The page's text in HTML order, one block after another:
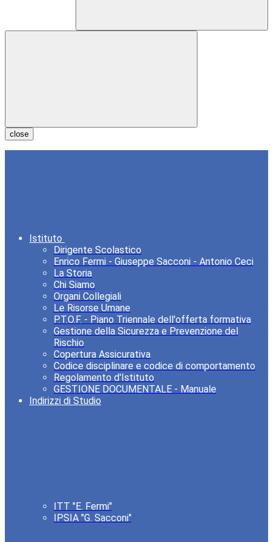
close
Istituto
Dirigente Scolastico
Enrico Fermi - Giuseppe Sacconi - Antonio Ceci
La Storia
Chi Siamo
Organi Collegiali
Le Risorse Umane
P.T.O.F. - Piano Triennale dell'offerta formativa
Gestione della Sicurezza e Prevenzione del
Rischio
Copertura Assicurativa
Codice disciplinare e codice di comportamento
Regolamento d'Istituto
GESTIONE DOCUMENTALE - Manuale
Indirizzi di Studio
ITT "E. Fermi"
IPSIA "G. Sacconi"